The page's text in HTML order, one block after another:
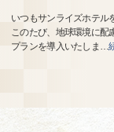
いつもサンライズホテル
このたび、地球環境に配
プランを導入いたしま …